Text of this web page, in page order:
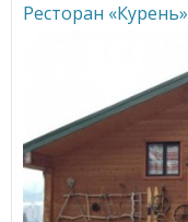
Ресторан «Курень»